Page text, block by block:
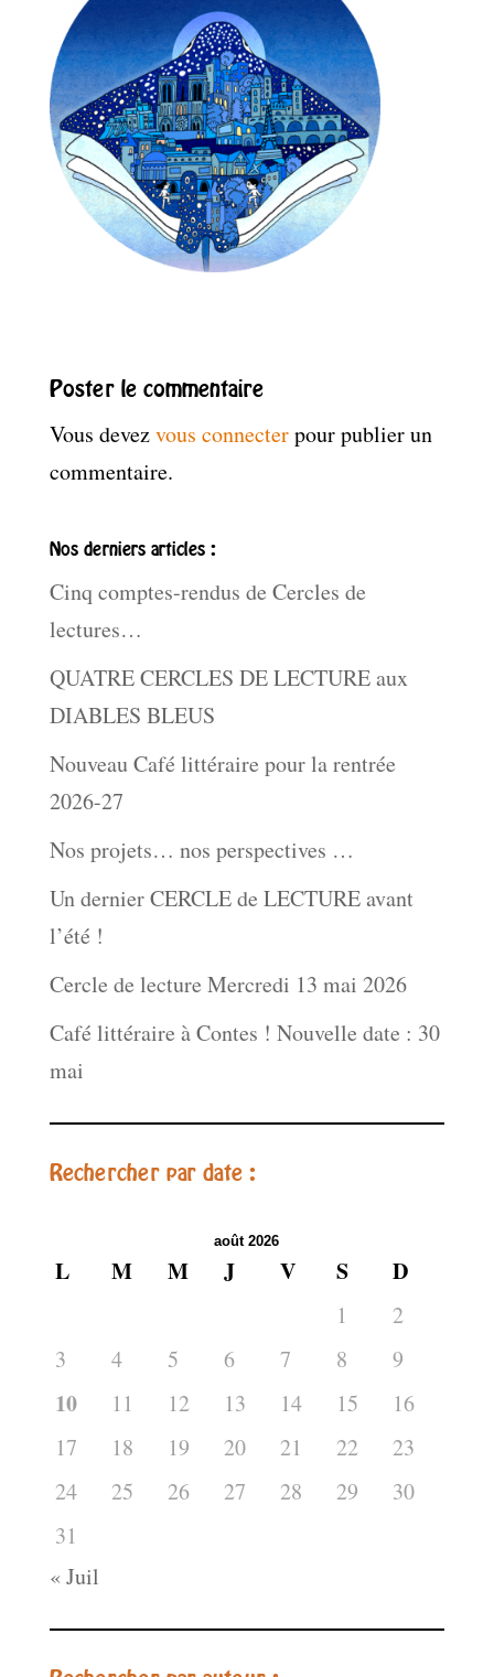
Poster le commentaire
Vous devezvous connecterpour publier un
commentaire.
Nos derniers articles :
Cinq comptes-rendus de Cercles de
lectures…
QUATRE CERCLES DE LECTURE aux
DIABLES BLEUS
Nouveau Café littéraire pour la rentrée
2026-27
Nos projets… nos perspectives …
Un dernier CERCLE de LECTURE avant
l’été !
Cercle de lecture Mercredi 13 mai 2026
Café littéraire à Contes ! Nouvelle date : 30
mai
Rechercher par date :
août 2026
L M M J V S D
1
2
3
4 5 6 7 8 9
10 11 12 13 14 15
16
17
18 19 20 21 22
23
24
25 26 27 28 29
30
31
« Juil